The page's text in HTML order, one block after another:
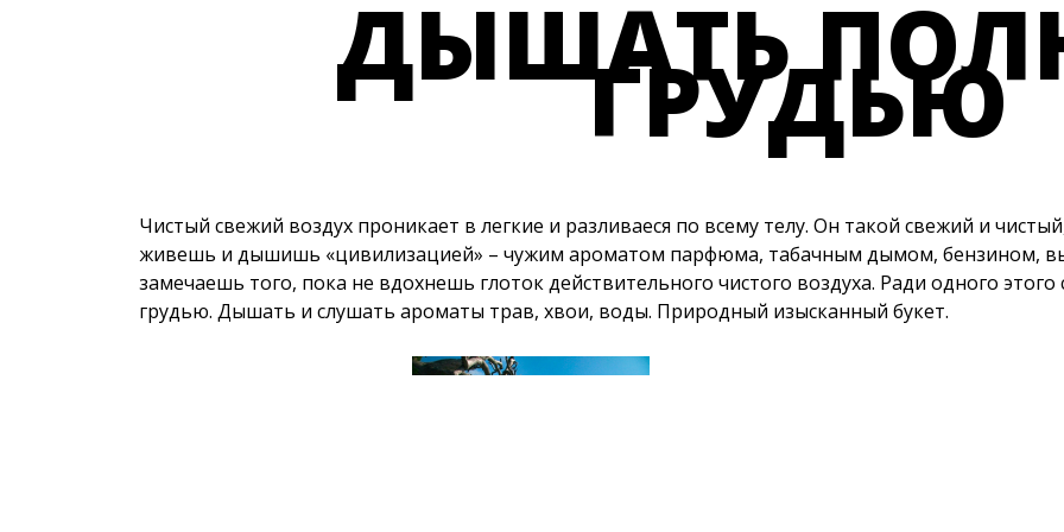
В КАРЕЛИИ
ДЫШАТЬГРУДЬЮ
Чистый свежий воздух проникает в легкие и разливаеся по всему телу. Он такой свежий и
живешь и дышишь «цивилизацией» – чужим ароматом парфюма, табачным дымом, бензином,
замечаешь того, пока не вдохнешь глоток действительного чистого воздуха. Ради одного
грудью. Дышать и слушать ароматы трав, хвои, воды. Природный изысканный букет.